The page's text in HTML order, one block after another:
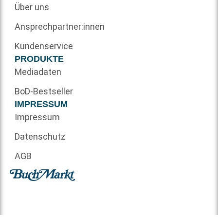
Über uns
Ansprechpartner:innen
Kundenservice
PRODUKTE
Mediadaten
BoD-Bestseller
IMPRESSUM
Impressum
Datenschutz
AGB